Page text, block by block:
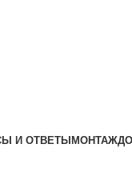
И ОТВЕТЫМОНТАЖ